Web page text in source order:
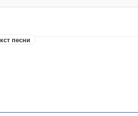
песни
их лира!